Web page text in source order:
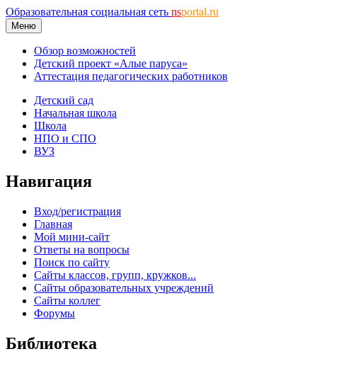
Образовательная социальная сеть nsportal.ru
Меню
Обзор возможностей
Детский проект «Алые паруса»
Аттестация педагогических работников
Детский сад
Начальная школа
Школа
НПО и СПО
ВУЗ
Навигация
Вход/регистрация
Главная
Мой мини-сайт
Ответы на вопросы
Поиск по сайту
Сайты классов, групп, кружков...
Сайты образовательных учреждений
Сайты коллег
Форумы
Библиотека